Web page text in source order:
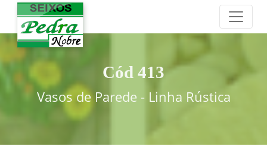
Cód 413
Vasos de Parede - Linha Rústica